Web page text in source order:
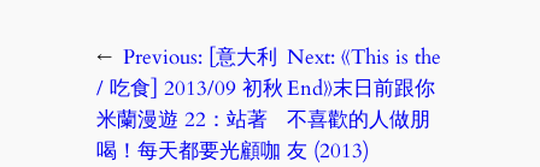
← Previous: [意大利
/ 吃食] 2013/09 初秋
米蘭漫遊 22：站著
喝！每天都要光顧咖
Next: 《This is the
End》末日前跟你
不喜歡的人做朋
友 (2013)